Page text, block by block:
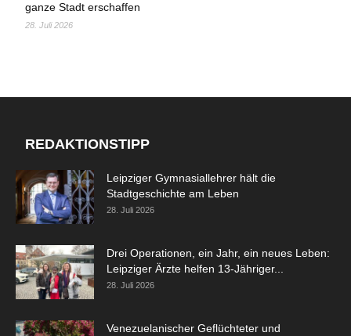
ganze Stadt erschaffen
28. Juli 2026
REDAKTIONSTIPP
Leipziger Gymnasiallehrer hält die
Stadtgeschichte am Leben
28. Juli 2026
Drei Operationen, ein Jahr, ein neues Leben:
Leipziger Ärzte helfen 13-Jähriger...
28. Juli 2026
Venezuelanischer Geflüchteter und